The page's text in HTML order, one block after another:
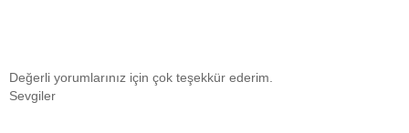
Değerli yorumlarınız için çok teşekkür ederim.
Sevgiler